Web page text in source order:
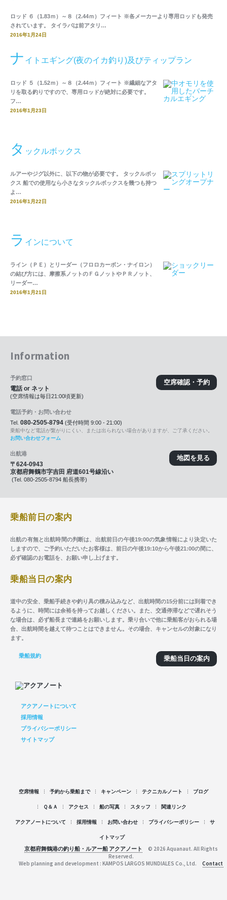
ロッド ６（1.83ｍ）～８（2.44ｍ）フィート ※各メーカーより専用ロッドも発売
されています。 タイラバは前アタリ…
2016年1月24日
ナ イトエギング(夜のイカ釣り)及びティップラン
ロッド ５（1.52ｍ）～８（2.44ｍ）フィート ※繊細なアタ
リを取る釣りですので、専用ロッドが絶対に必要です。
フ…
2016年1月23日
タ ックルボックス
ルアーやジグ以外に、以下の物が必要です。 タックルボッ
クス 船での使用なら小さなタックルボックスを幾つも持つ
よ…
2016年1月22日
ラ インについて
ライン（ＰＥ）とリーダー（フロロカーボン・ナイロン）
の結び方には、摩擦系ノットのＦＧノットやＰＲノット、
リーダー…
2016年1月21日
Information
空席確認・予約
予約窓口
電話 or ネット
(空席情報は毎日21:00頃更新)
電話予約・お問い合わせ
Tel. 080-2505-8794 (受付時間 9:00 - 21:00)
乗船中など電話が繋がりにくい、または出られない場合がありますが、ご了承ください。
お問い合わせフォーム
地図を見る
出航港
〒624-0943
京都府舞鶴市字吉田 府道601号線沿い
(Tel. 080-2505-8794 船長携帯)
乗船前日の案内
出航の有無と出航時間の判断は、出航前日の午後19:00の気象情報により決定いた
しますので、ご予約いただいたお客様は、前日の午後19:10から午後21:00の間に、
必ず確認のお電話を、お願い申し上げます。
乗船当日の案内
道中の安全、乗船手続きや釣り具の積み込みなど、出航時間の15分前には到着でき
るように、時間には余裕を持ってお越しください。また、交通停滞などで遅れそう
な場合は、必ず船長まで連絡をお願いします。乗り合いで他に乗船客がおられる場
合、出航時間を越えて待つことはできません。その場合、キャンセルの対象になり
ます。
乗船当日の案内
乗船規約
アクアノートについて
採用情報
プライバシーポリシー
サイトマップ
空席情報 予約から乗船まで キャンペーン テクニカルノート ブログ
Ｑ＆Ａ アクセス 船の写真 スタッフ 関連リンク
アクアノートについて 採用情報 お問い合わせ プライバシーポリシー サ
イトマップ
京都府舞鶴港の釣り船・ルアー船 アクアノート
© 2026 Aquanaut. All Rights
Reserved.
Web planning and development : KAMPOS LARGOS MUNDIALES Co., Ltd.Contact